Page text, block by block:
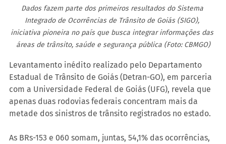
Dados fazem parte dos primeiros resultados do Sistema
Integrado de Ocorrências de Trânsito de Goiás (SIGO),
iniciativa pioneira no país que busca integrar informações das
áreas de trânsito, saúde e segurança pública (Foto: CBMGO)
Levantamento inédito realizado pelo Departamento
Estadual de Trânsito de Goiás (Detran-GO), em parceria
com a Universidade Federal de Goiás (UFG), revela que
apenas duas rodovias federais concentram mais da
metade dos sinistros de trânsito registrados no estado.
As BRs-153 e 060 somam, juntas, 54,1% das ocorrências,